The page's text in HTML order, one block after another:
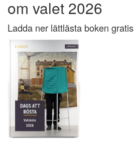
om valet 2026
Ladda ner lättlästa boken gratis